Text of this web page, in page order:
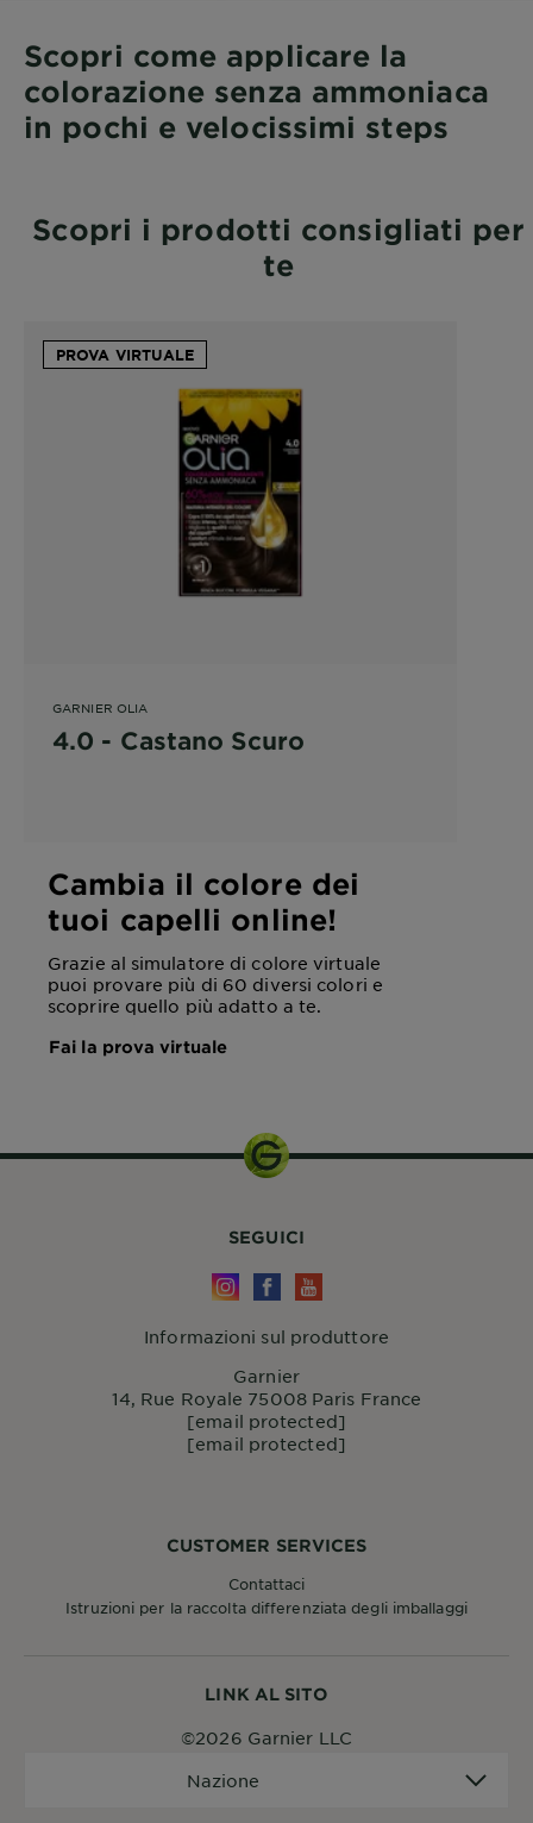
Scopri come applicare la
colorazione senza ammoniaca
in pochi e velocissimi steps
Scopri i prodotti consigliati per
te
PROVA VIRTUALE
GARNIER OLIA
4.0 - Castano Scuro
Cambia il colore dei
tuoi capelli online!
Grazie al simulatore di colore virtuale
puoi provare più di 60 diversi colori e
scoprire quello più adatto a te.
Fai la prova virtuale
LINK AL SITO
Nazione
©2026 Garnier LLC
CUSTOMER SERVICES
Contattaci
Istruzioni per la raccolta differenziata degli imballaggi
SEGUICI
Informazioni sul produttore
Garnier
14, Rue Royale 75008 Paris France
[email protected]
[email protected]